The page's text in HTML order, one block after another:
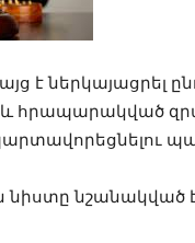
է ներկայացրել
և հրապարակված
նշանակված